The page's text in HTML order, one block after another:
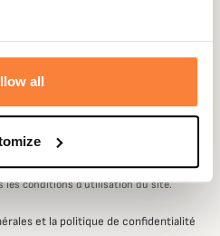
all
commande.
moment. Vous trouverez pour cela nos
les conditions d'utilisation du site.
et la politique de confidentialité